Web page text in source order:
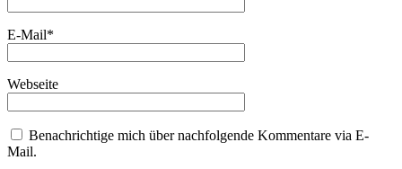
E-Mail*
Webseite
Benachrichtige mich über nachfolgende Kommentare via E-
Mail.